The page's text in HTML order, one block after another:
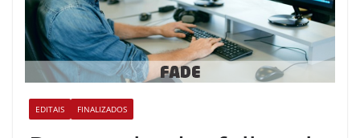
EDITAIS FINALIZADOS